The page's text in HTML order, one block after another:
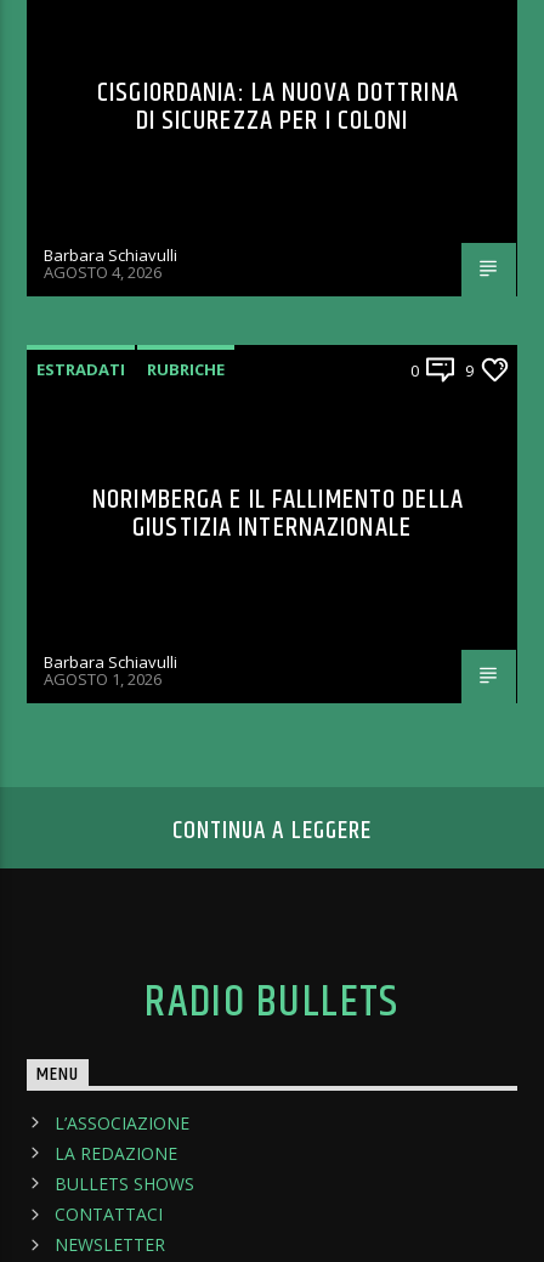
CISGIORDANIA: LA NUOVA DOTTRINA
DI SICUREZZA PER I COLONI
Barbara Schiavulli
AGOSTO 4, 2026
ESTRADATI RUBRICHE 0 9
NORIMBERGA E IL FALLIMENTO DELLA
GIUSTIZIA INTERNAZIONALE
Barbara Schiavulli
AGOSTO 1, 2026
CONTINUA A LEGGERE
RADIO BULLETS
MENU
L’ASSOCIAZIONE
LA REDAZIONE
BULLETS SHOWS
CONTATTACI
NEWSLETTER